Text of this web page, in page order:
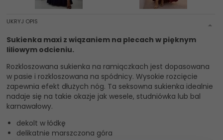
UKRYJ OPIS
Sukienka maxi z wiązaniem na plecach w pięknym
liliowym odcieniu.
Rozkloszowana sukienka na ramiączkach jest dopasowana
w pasie i rozkloszowana na spódnicy. Wysokie rozcięcie
zapewnia efekt dłużych nóg. Ta seksowna sukienka idealnie
nadaje się na takie okazje jak wesele, studniówka lub bal
karnawałowy.
dekolt w łódkę
delikatnie marszczona góra